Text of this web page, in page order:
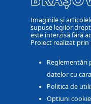
Imaginile și
supuse legilor
este interzisă fără
Proiect realizat prin
Reglementări
datelor cu
Politica de
Optiuni cookie